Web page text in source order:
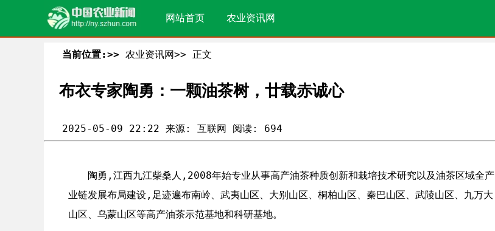
网站首页 农业资讯网
当前位置:>> 农业资讯网>> 正文
布衣专家陶勇：一颗油茶树，廿载赤诚心
2025-05-09 22:22 来源: 互联网 阅读: 694
陶勇,江西九江柴桑人,2008年始专业从事高产油茶种质创新和栽培技术研究以及油茶区域全产
业链发展布局建设,足迹遍布南岭、武夷山区、大别山区、桐柏山区、秦巴山区、武陵山区、九万大
山区、乌蒙山区等高产油茶示范基地和科研基地。